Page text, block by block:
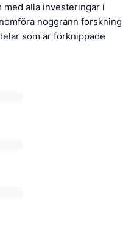
alla investeringar i
noggrann forskning
som är förknippade